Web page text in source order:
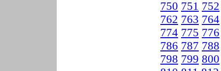
750 751 752
762 763 764
774 775 776
786 787 788
798 799 800